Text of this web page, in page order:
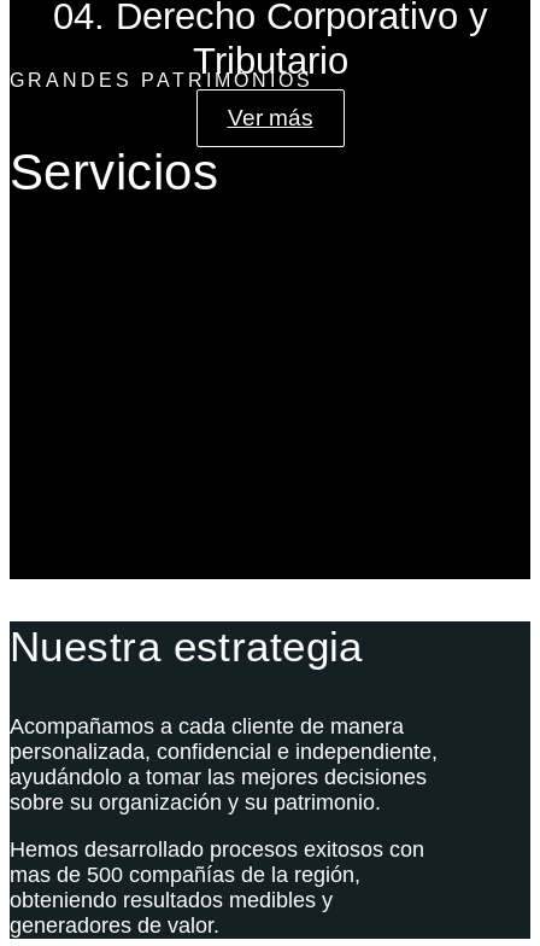
04. Derecho Corporativo y
Tributario
Ver más
GRANDES PATRIMONIOS
Servicios
Nuestra estrategia
Acompañamos a cada cliente de manera
personalizada, confidencial e independiente,
ayudándolo a tomar las mejores decisiones
sobre su organización y su patrimonio.
Hemos desarrollado procesos exitosos con
mas de 500 compañías de la región,
obteniendo resultados medibles y
generadores de valor.